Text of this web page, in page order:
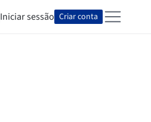
Iniciar sessão Criar conta